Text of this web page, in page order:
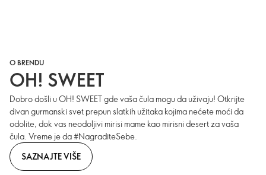
O BRENDU
OH! SWEET
Dobro došli u OH! SWEET gde vaša čula mogu da uživaju! Otkrijte
divan gurmanski svet prepun slatkih užitaka kojima nećete moći da
odolite, dok vas neodoljivi mirisi mame kao mirisni desert za vaša
čula. Vreme je da #NagraditeSebe.
SAZNAJTE VIŠE